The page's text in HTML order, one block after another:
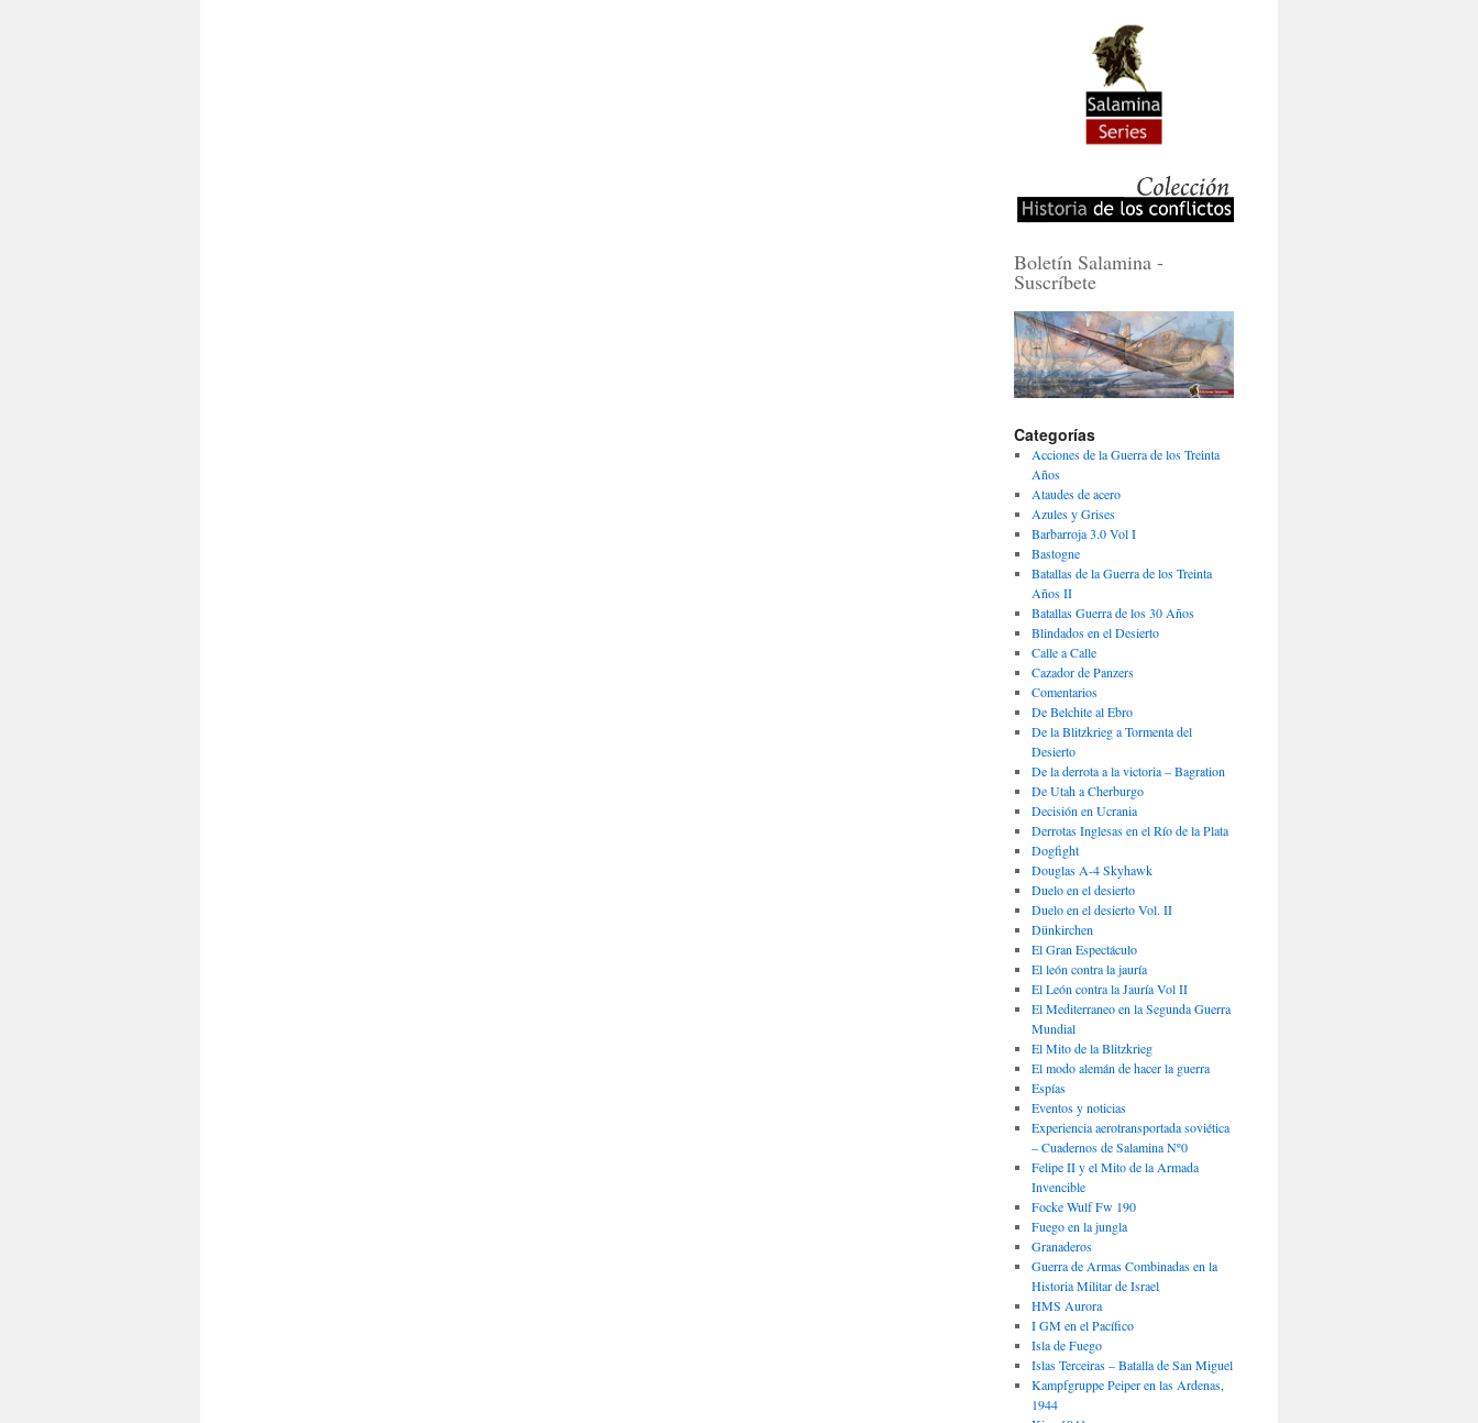
Boletín Salamina -
Suscríbete
Categorías
Acciones de la Guerra de los Treinta
Años
Ataudes de acero
Azules y Grises
Barbarroja 3.0 Vol I
Bastogne
Batallas de la Guerra de los Treinta
Años II
Batallas Guerra de los 30 Años
Blindados en el Desierto
Calle a Calle
Cazador de Panzers
Comentarios
De Belchite al Ebro
De la Blitzkrieg a Tormenta del
Desierto
De la derrota a la victoria – Bagration
De Utah a Cherburgo
Decisión en Ucrania
Derrotas Inglesas en el Río de la Plata
Dogfight
Douglas A-4 Skyhawk
Duelo en el desierto
Duelo en el desierto Vol. II
Dünkirchen
El Gran Espectáculo
El león contra la jauría
El León contra la Jauría Vol II
El Mediterraneo en la Segunda Guerra
Mundial
El Mito de la Blitzkrieg
El modo alemán de hacer la guerra
Espías
Eventos y noticias
Experiencia aerotransportada soviética
– Cuadernos de Salamina Nº0
Felipe II y el Mito de la Armada
Invencible
Focke Wulf Fw 190
Fuego en la jungla
Granaderos
Guerra de Armas Combinadas en la
Historia Militar de Israel
HMS Aurora
I GM en el Pacífico
Isla de Fuego
Islas Terceiras – Batalla de San Miguel
Kampfgruppe Peiper en las Ardenas,
1944